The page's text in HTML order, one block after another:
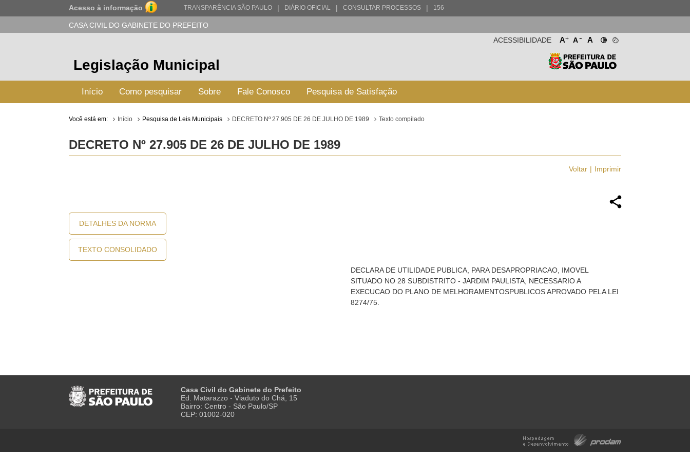
Acesso à informação TRANSPARÊNCIA SÃO PAULO | DIÁRIO OFICIAL | CONSULTAR PROCESSOS | 156
CASA CIVIL DO GABINETE DO PREFEITO
A+ A- A
ACESSIBILIDADE
Legislação Municipal
Início Como pesquisar Sobre Fale Conosco Pesquisa de Satisfação
Você está em: Início Pesquisa de Leis Municipais DECRETO Nº 27.905 DE 26 DE JULHO DE 1989 Texto compilado
DECRETO Nº 27.905 DE 26 DE JULHO DE 1989
Voltar Imprimir
DETALHES DA NORMA
TEXTO CONSOLIDADO
DECLARA DE UTILIDADE PUBLICA, PARA DESAPROPRIACAO, IMOVEL
SITUADO NO 28 SUBDISTRITO - JARDIM PAULISTA, NECESSARIO A
EXECUCAO DO PLANO DE MELHORAMENTOSPUBLICOS APROVADO PELA LEI
8274/75.
Casa Civil do Gabinete do Prefeito
Ed. Matarazzo - Viaduto do Chá, 15
Bairro: Centro - São Paulo/SP
CEP: 01002-020